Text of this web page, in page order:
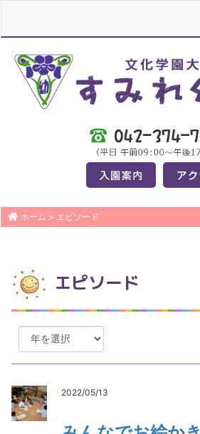
ホーム > エピソード
エピソード
2022/05/13